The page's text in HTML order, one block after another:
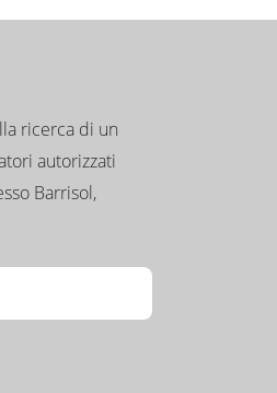
ricerca di un
autorizzati
Barrisol,